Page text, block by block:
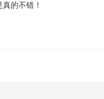
的不错！